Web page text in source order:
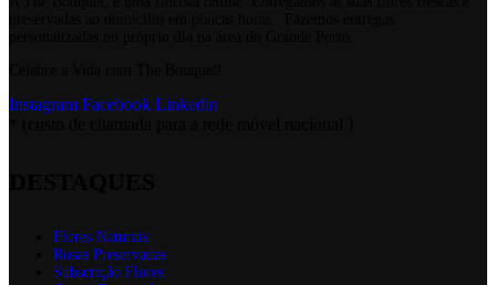
Instagram Facebook Linkedin
Flores Naturais
Rosas Preservadas
Subscrição Flores